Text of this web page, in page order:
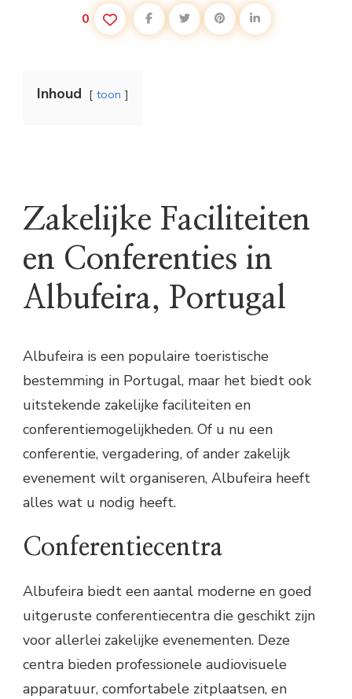
0
Inhoud toon
Zakelijke Faciliteiten
en Conferenties in
Albufeira, Portugal
Albufeira is een populaire toeristische
bestemming in Portugal, maar het biedt ook
uitstekende zakelijke faciliteiten en
conferentiemogelijkheden. Of u nu een
conferentie, vergadering, of ander zakelijk
evenement wilt organiseren, Albufeira heeft
alles wat u nodig heeft.
Conferentiecentra
Albufeira biedt een aantal moderne en goed
uitgeruste conferentiecentra die geschikt zijn
voor allerlei zakelijke evenementen. Deze
centra bieden professionele audiovisuele
apparatuur, comfortabele zitplaatsen, en